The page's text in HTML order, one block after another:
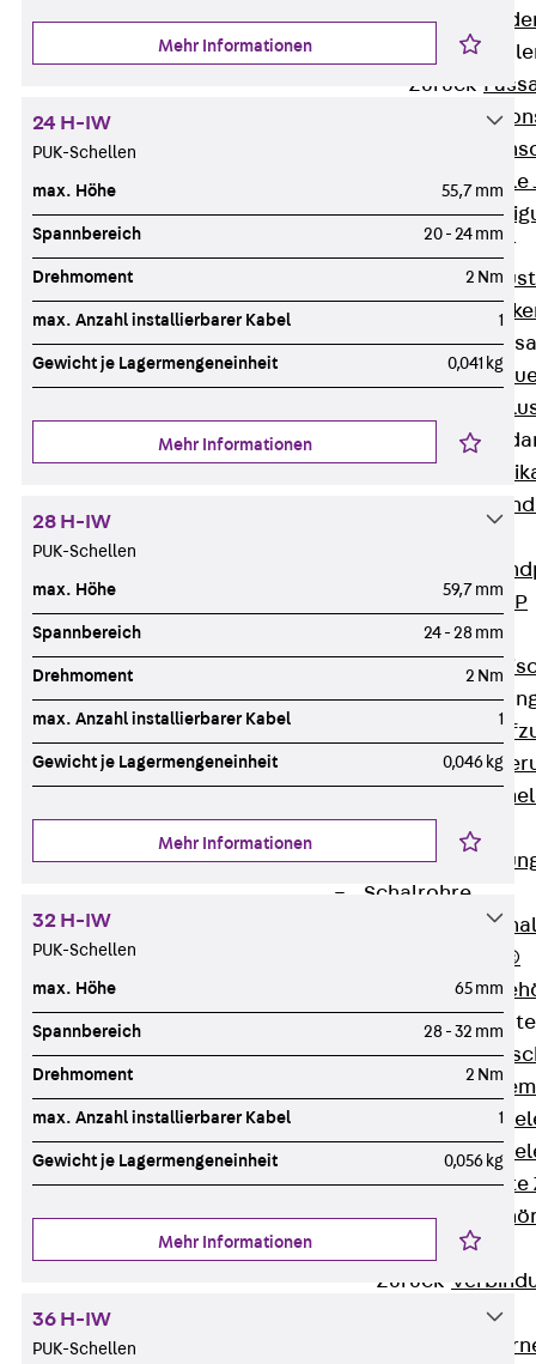
Zurück
Zurück
Winkelkonsole
Brüstungsanker
Zurück
Zurück
Attika-
Windpost JWP
Schallisolation
Zurück
Schalrohre
RAPIDOBAT®
Schalrohre
Zurück
Abschalelemente
Zurück
Mehr Informationen
24 H-IW
PUK-Schellen
max. Höhe 55,7 mm
Spannbereich 20 - 24 mm
Drehmoment 2 Nm
max. Anzahl installierbarer Kabel 1
Gewicht je Lagermengeneinheit 0,041 kg
Mehr Informationen
28 H-IW
PUK-Schellen
max. Höhe 59,7 mm
Spannbereich 24 - 28 mm
Drehmoment 2 Nm
max. Anzahl installierbarer Kabel 1
Gewicht je Lagermengeneinheit 0,046 kg
Mehr Informationen
32 H-IW
PUK-Schellen
max. Höhe 65 mm
Spannbereich 28 - 32 mm
Drehmoment 2 Nm
max. Anzahl installierbarer Kabel 1
Gewicht je Lagermengeneinheit 0,056 kg
Mehr Informationen
36 H-IW
PUK-Schellen